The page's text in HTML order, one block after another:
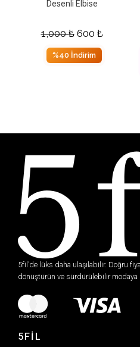
Desenli Elbise
1,000₺ 600 ₺
%40 İndirim
5fil’de lüks daha ulaşılabilir. Doğru
dönüştürün ve sürdürülebilir modaya
5FİL